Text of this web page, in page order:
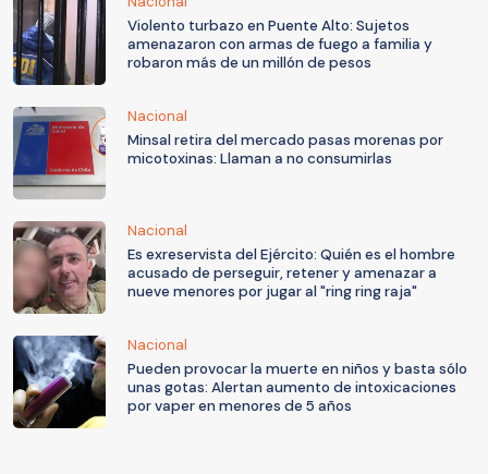
Violento turbazo en Puente Alto: Sujetos
amenazaron con armas de fuego a familia y
robaron más de un millón de pesos
Nacional
Minsal retira del mercado pasas morenas por
micotoxinas: Llaman a no consumirlas
Nacional
Es exreservista del Ejército: Quién es el hombre
acusado de perseguir, retener y amenazar a
nueve menores por jugar al "ring ring raja"
Nacional
Pueden provocar la muerte en niños y basta sólo
unas gotas: Alertan aumento de intoxicaciones
por vaper en menores de 5 años